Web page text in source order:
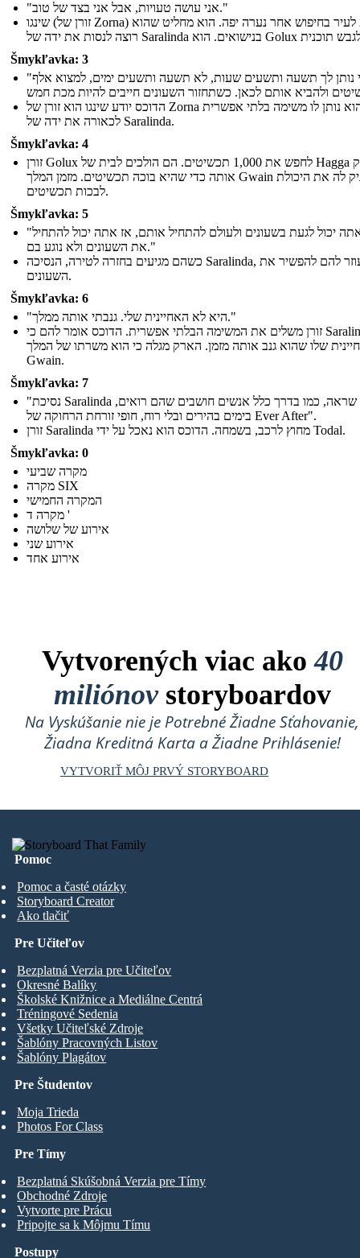
"אני עושה טעויות, אבל אני בצד של טוב."
שינגו (זורן של Zorna) מגיע לעיר בחיפוש אחר נערה יפה. הוא מחליט שהוא
Šmykľavka: 3
"אני נותן לך תשעה ותשעים שעות, לא תשעה ותשעים ימים, למצוא אלף
הדוכס יודע שינגו הוא זורן של Zorna והוא נותן לו משימה בלתי אפשרית
לכאורה את ידה של Saralinda.
Šmykľavka: 4
זורן Golux לחפש את 1,000 תכשיטים. הם הולכים לבית של Hagga להצחיק
אותה כדי שהיא בוכה תכשיטים. מזמן המלך Gwain העניק לה את היכולת
לבכות תכשיטים.
Šmykľavka: 5
"אם אתה יכול לגעת בשעונים ולעולם להתחיל אותם, אז אתה יכול להתחיל
את השעונים ולא נוגע בם."
כשהם מגיעים בחזרה לטירה, הנסיכה Saralinda, עוזר להם להפשיר את
השעונים.
Šmykľavka: 6
"היא לא האחיינית שלי. גנבתי אותה ממלך."
זורן משלים את המשימה הבלתי אפשרית. הדוכס אומר להם כי Saralinda לא
שלו שהוא גנב אותה מזמן. הארק מגלה כי הוא משרתו של המלך
Gwain.
Šmykľavka: 7
"נסיכת Saralinda חשבה שראה, כמו בדרך כלל אנשים חושבים שהם רואים,
בימים בהירים ובלי רוח, חופי זורחת הרחוקה של Ever After".
זורן Saralinda מחוץ לרכב, בשמחה. הדוכס הוא נאכל על ידי Todal.
Šmykľavka: 0
מקרה שביעי
מקרה SIX
המקרה החמישי
מקרה ד '
אירוע של שלושה
אירוע שני
אירוע אחד
Vytvorených viac ako40
miliónovstoryboardov
Na Vyskúšanie nie je Potrebné Žiadne Sťahovanie,
Žiadna Kreditná Karta a Žiadne Prihlásenie!
VYTVORIŤ MÔJ PRVÝ STORYBOARD
Pomoc
Pomoc a časté otázky
Storyboard Creator
Ako tlačiť
Pre Študentov
Moja Trieda
Photos For Class
Pre Učiteľov
Bezplatná Verzia pre Učiteľov
Okresné Balíky
Školské Knižnice a Mediálne Centrá
Tréningové Sedenia
Všetky Učiteľské Zdroje
Šablóny Pracovných Listov
Šablóny Plagátov
Pre Tímy
Bezplatná Skúšobná Verzia pre Tímy
Obchodné Zdroje
Vytvorte pre Prácu
Pripojte sa k Môjmu Tímu
Postupy